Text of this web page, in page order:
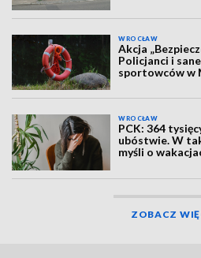
WROCŁAW
Akcja
Policjanci i
sportowców w
WROCŁAW
PCK: 364
ubóstwie. W
myśli o
ZOBACZ